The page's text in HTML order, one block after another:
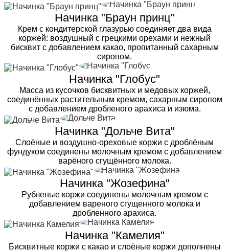
Начинка "Браун принц"
Крем с кондитерской глазурью соединяет два вида
коржей: воздушный с грецкими орехами и нежный
бисквит с добавлением какао, пропитанный сахарным
сиропом.
Начинка "Глобус"
Масса из кусочков бисквитных и медовых коржей,
соединённых растительным кремом, сахарным сиропом
с добавлением дробленого арахиса и изюма.
Начинка "Дольче Вита"
Слоёные и воздушно-ореховые коржи с дроблёным
фундуком соединены молочным кремом с добавлением
варёного сгущённого молока.
Начинка "Жозефина"
Рубленые коржи соединены молочным кремом с
добавлением вареного сгущенного молока и
дробленного арахиса.
Начинка "Камелия"
Бисквитные коржи с какао и слоёные коржи дополнены